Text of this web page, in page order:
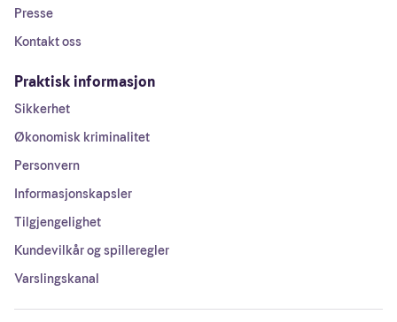
Presse
Kontakt oss
Praktisk informasjon
Sikkerhet
Økonomisk kriminalitet
Personvern
Informasjonskapsler
Tilgjengelighet
Kundevilkår og spilleregler
Varslingskanal